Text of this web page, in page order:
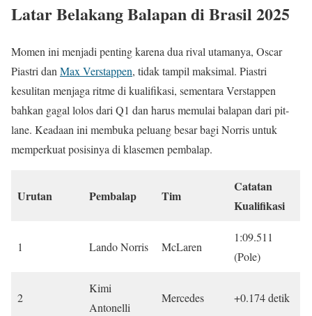
Latar Belakang Balapan di Brasil 2025
Momen ini menjadi penting karena dua rival utamanya, Oscar
Piastri danMax Verstappen, tidak tampil maksimal. Piastri
kesulitan menjaga ritme di kualifikasi, sementara Verstappen
bahkan gagal lolos dari Q1 dan harus memulai balapan dari pit-
lane. Keadaan ini membuka peluang besar bagi Norris untuk
memperkuat posisinya di klasemen pembalap.
Urutan Pembalap Tim
Catatan
Kualifikasi
1 Lando Norris McLaren
1:09.511
(Pole)
2
Kimi
Antonelli
Mercedes +0.174 detik